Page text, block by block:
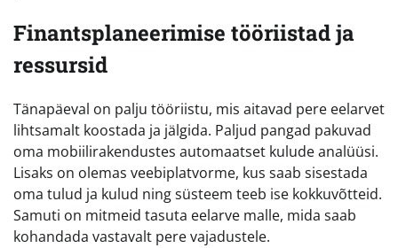
Finantsplaneerimise tööriistad ja
ressursid
Tänapäeval on palju tööriistu, mis aitavad pere eelarvet
lihtsamalt koostada ja jälgida. Paljud pangad pakuvad
oma mobiilirakendustes automaatset kulude analüüsi.
Lisaks on olemas veebiplatvorme, kus saab sisestada
oma tulud ja kulud ning süsteem teeb ise kokkuvõtteid.
Samuti on mitmeid tasuta eelarve malle, mida saab
kohandada vastavalt pere vajadustele.